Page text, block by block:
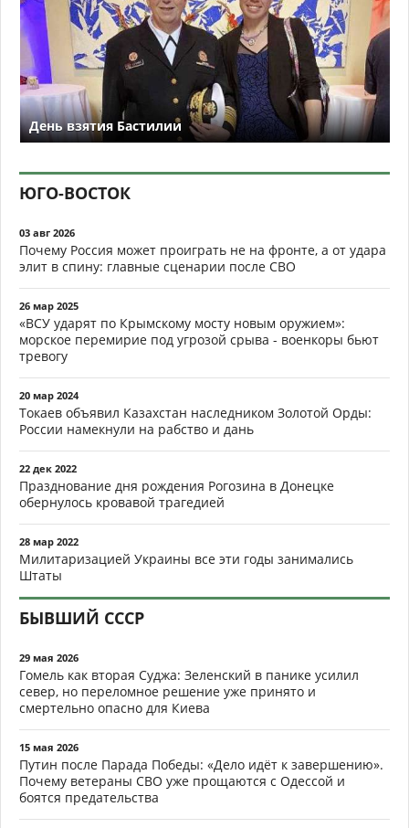
День взятия Бастилии
ЮГО-ВОСТОК
03 авг 2026
Почему Россия может проиграть не на фронте, а от удара
элит в спину: главные сценарии после СВО
26 мар 2025
«ВСУ ударят по Крымскому мосту новым оружием»:
морское перемирие под угрозой срыва - военкоры бьют
тревогу
20 мар 2024
Токаев объявил Казахстан наследником Золотой Орды:
России намекнули на рабство и дань
22 дек 2022
Празднование дня рождения Рогозина в Донецке
обернулось кровавой трагедией
28 мар 2022
Милитаризацией Украины все эти годы занимались
Штаты
БЫВШИЙ СССР
29 мая 2026
Гомель как вторая Суджа: Зеленский в панике усилил
север, но переломное решение уже принято и
смертельно опасно для Киева
15 мая 2026
Путин после Парада Победы: «Дело идёт к завершению».
Почему ветераны СВО уже прощаются с Одессой и
боятся предательства